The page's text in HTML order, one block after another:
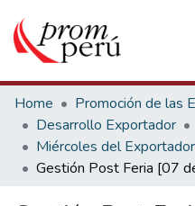
Communities & Collections
All of DSpace
Statistics
Estadísticas Externas
Home
Desarrollo Exportador
Miércoles del Exportador